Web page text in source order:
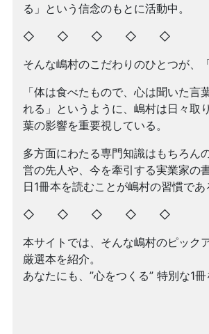
る」という信念のもとに活動中。
◇ ◇ ◇ ◇ ◇
そんな嶋村のこだわりのひとつが、
「体は食べたもので、心は聞いた言
れる」というように、嶋村は日々取
葉の影響を重要視している。
多方面にわたる専門知識はもちろん
営の先人や、今を牽引する実業家の
日1冊本を読むことが嶋村の習慣であ
◇ ◇ ◇ ◇ ◇
本サイトでは、そんな嶋村のピック
厳選本を紹介。
あなたにも、”心をつくる” 特別な1冊